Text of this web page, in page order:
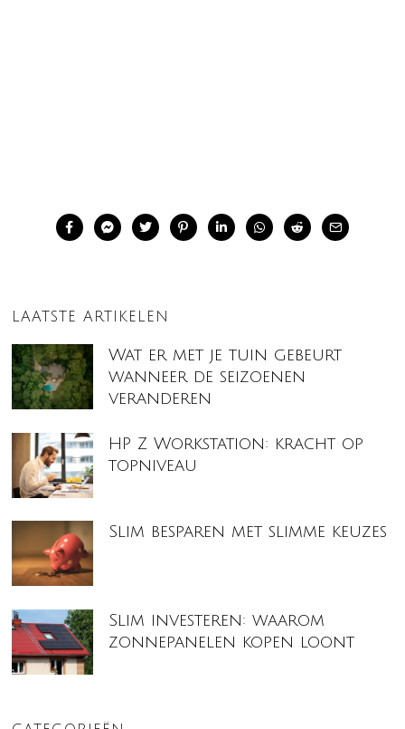
LAATSTE ARTIKELEN
Wat er met je tuin gebeurt
wanneer de seizoenen
veranderen
HP Z Workstation: kracht op
topniveau
Slim besparen met slimme keuzes
Slim investeren: waarom
zonnepanelen kopen loont